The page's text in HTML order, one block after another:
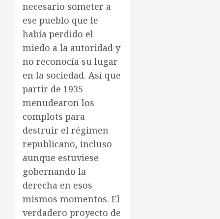
necesario someter a
ese pueblo que le
había perdido el
miedo a la autoridad y
no reconocía su lugar
en la sociedad. Así que
partir de 1935
menudearon los
complots para
destruir el régimen
republicano, incluso
aunque estuviese
gobernando la
derecha en esos
mismos momentos. El
verdadero proyecto de